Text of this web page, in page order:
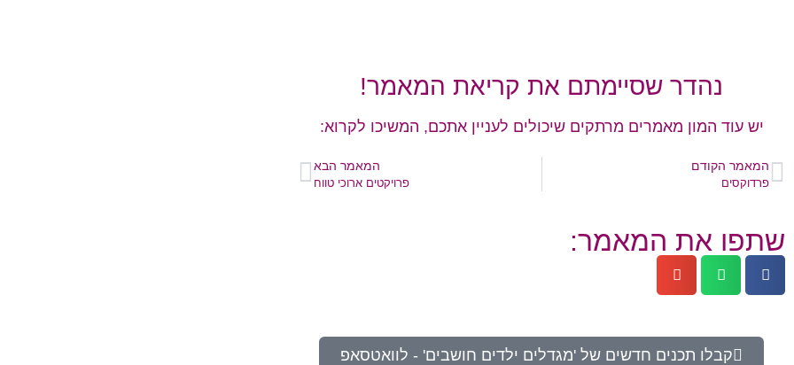
נהדר שסיימתם את קריאת המאמר!
יש עוד המון מאמרים מרתקים שיכולים לעניין אתכם, המשיכו לקרוא:
המאמר הקודם
פרדוקסים
המאמר הבא
פרויקטים ארוכי טווח
שתפו את המאמר:
קבלו תכנים חדשים של 'מגדלים ילדים חושבים' - לוואטסאפ